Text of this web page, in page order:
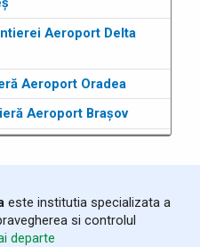
Aeroport Delta
Aeroport Oradea
Aeroport Brașov
este institutia specializata a
si controlul
departe